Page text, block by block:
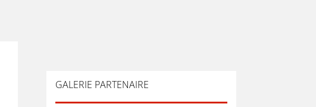
GALERIE PARTENAIRE